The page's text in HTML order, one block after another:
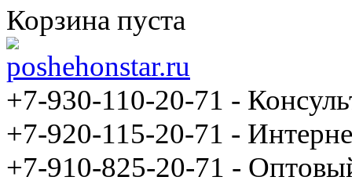
Корзина пуста
+7-930-110-20-71 -
+7-920-115-20-71 -
+7-910-825-20-71 -